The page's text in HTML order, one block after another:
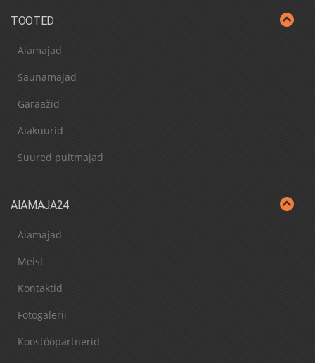
TOOTED
Aiamajad
Saunamajad
Garaažid
Aiakuurid
Suured puitmajad
AIAMAJA24
Aiamajad
Meist
Kontaktid
Fotogalerii
Koostööpartnerid